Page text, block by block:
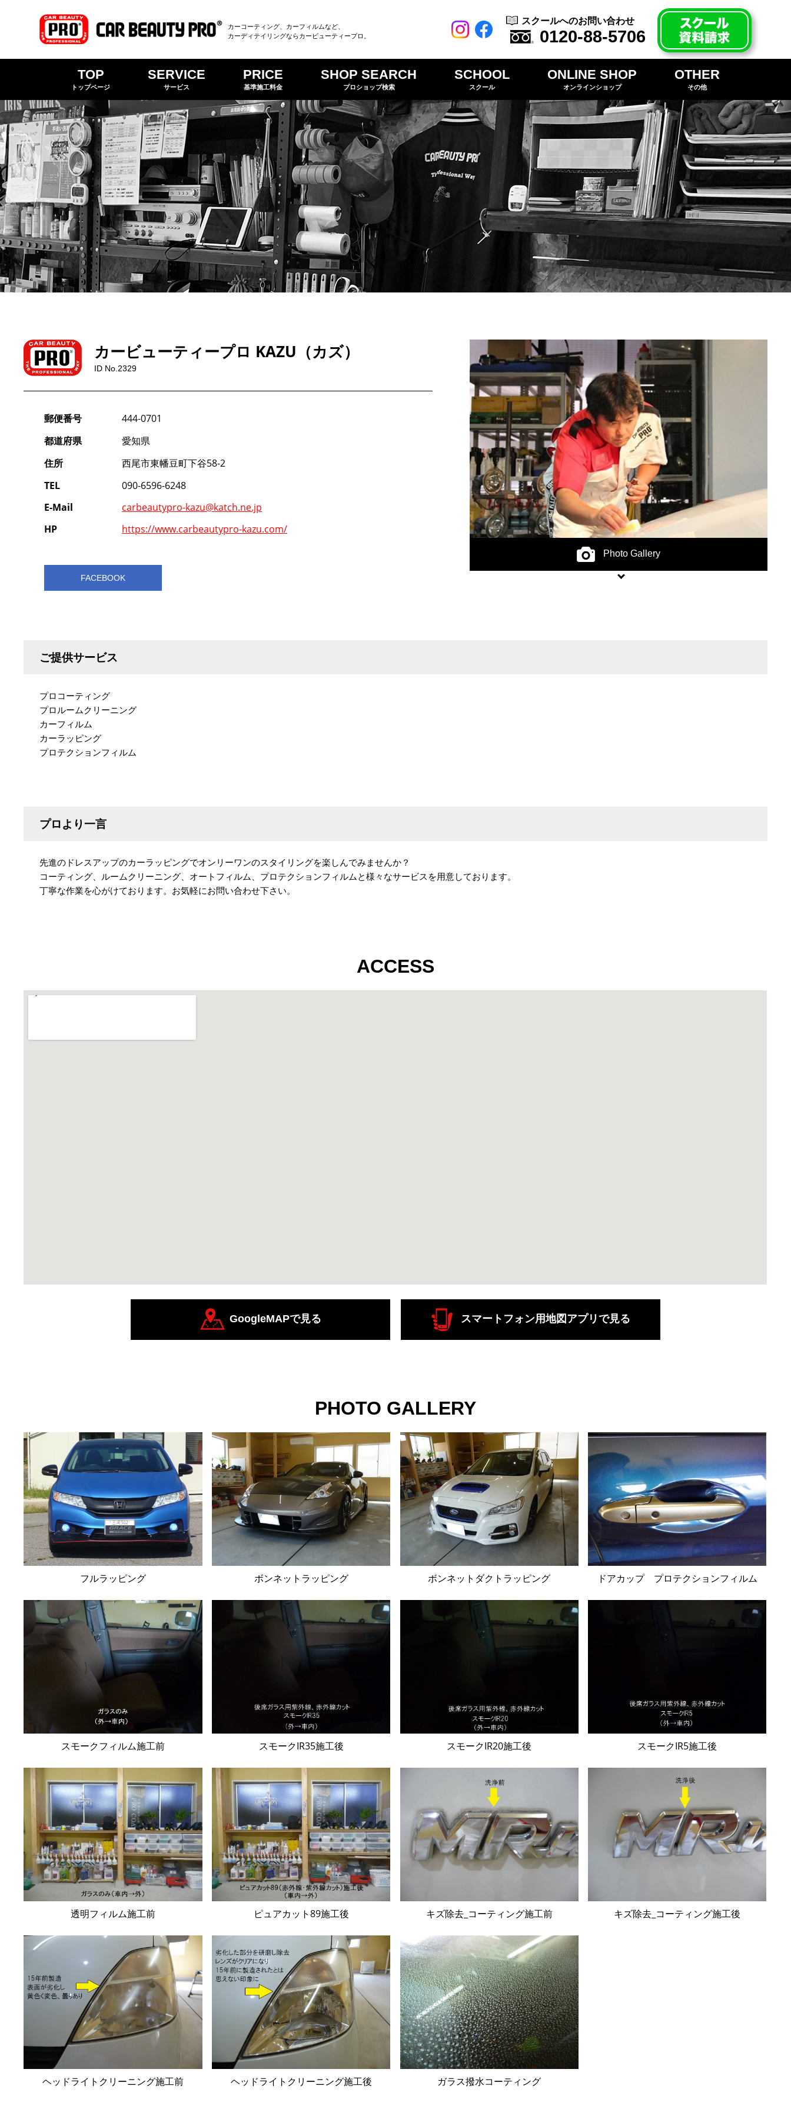
カーコーティング、カーフィルムなど、
カーディテイリングならカービューティープロ。
スクールへのお問い合わせ
0120-88-5706
TOP
トップページ
SERVICE
サービス
PRICE
基準施工料金
SHOP SEARCH
プロショップ検索
SCHOOL
スクール
ONLINE SHOP
オンラインショップ
OTHER
その他
カービューティープロ KAZU（カズ）
ID No.2329
郵便番号
444-0701
都道府県
愛知県
住所
西尾市東幡豆町下谷58-2
TEL
090-6596-6248
E-Mail
carbeautypro-kazu@katch.ne.jp
HP
https://www.carbeautypro-kazu.com/
FACEBOOK
Photo Gallery
ご提供サービス
プロコーティング
プロルームクリーニング
カーフィルム
カーラッピング
プロテクションフィルム
プロより一言
先進のドレスアップのカーラッピングでオンリーワンのスタイリングを楽しんでみませんか？
コーティング、ルームクリーニング、オートフィルム、プロテクションフィルムと様々なサービスを用意しております。
丁寧な作業を心がけております。お気軽にお問い合わせ下さい。
ACCESS
GoogleMAPで見る スマートフォン用地図アプリで見る
PHOTO GALLERY
フルラッピング ボンネットラッピング ボンネットダクトラッピング ドアカップ プロテクションフィルム
スモークフィルム施工前 スモークIR35施工後 スモークIR20施工後 スモークIR5施工後
透明フィルム施工前 ピュアカット89施工後 キズ除去_コーティング施工前 キズ除去_コーティング施工後
ヘッドライトクリーニング施工前 ヘッドライトクリーニング施工後 ガラス撥水コーティング